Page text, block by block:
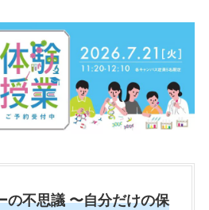
の不思議 〜自分だけの保